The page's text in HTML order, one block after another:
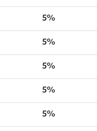
5%
5%
5%
5%
5%